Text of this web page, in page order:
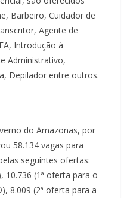
Barbeiro, Cuidador de
Agente de
Introdução à
Administrativo,
Depilador entre outros.
do Amazonas, por
58.134 vagas para
seguintes ofertas:
10.736 (1ª oferta para o
8.009 (2ª oferta para a